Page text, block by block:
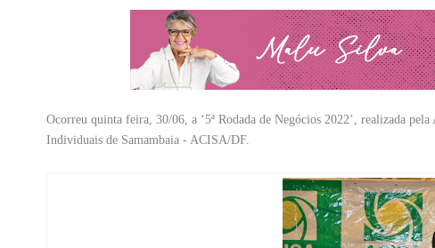
Ocorreu quinta feira, 30/06, a ‘5ª Rodada de Negócios 2022’, realizada
Individuais de Samambaia - ACISA/DF.